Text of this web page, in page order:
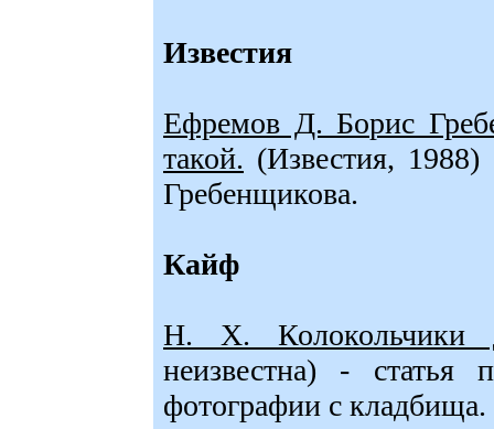
Известия
Ефремов Д. Борис
такой. (Известия,
Гребенщикова.
Кайф
Н. Х. Колокольчики
неизвестна) - статья
фотографии с кладбища.